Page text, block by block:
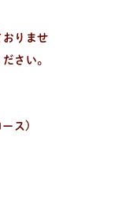
りませ
さい。
ス)